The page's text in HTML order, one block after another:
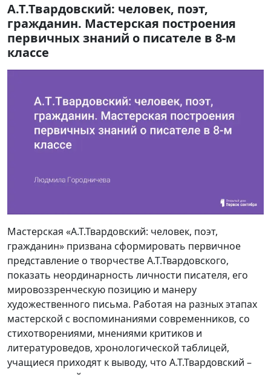
А.Т.Твардовский: человек, поэт,
гражданин. Мастерская построения
первичных знаний о писателе в 8-м
классе
Мастерская «А.Т.Твардовский: человек, поэт,
гражданин» призвана сформировать первичное
представление о творчестве А.Т.Твардовского,
показать неординарность личности писателя, его
мировоззренческую позицию и манеру
художественного письма. Работая на разных этапах
мастерской с воспоминаниями современников, со
стихотворениями, мнениями критиков и
литературоведов, хронологической таблицей,
учащиеся приходят к выводу, что А.Т.Твардовский –